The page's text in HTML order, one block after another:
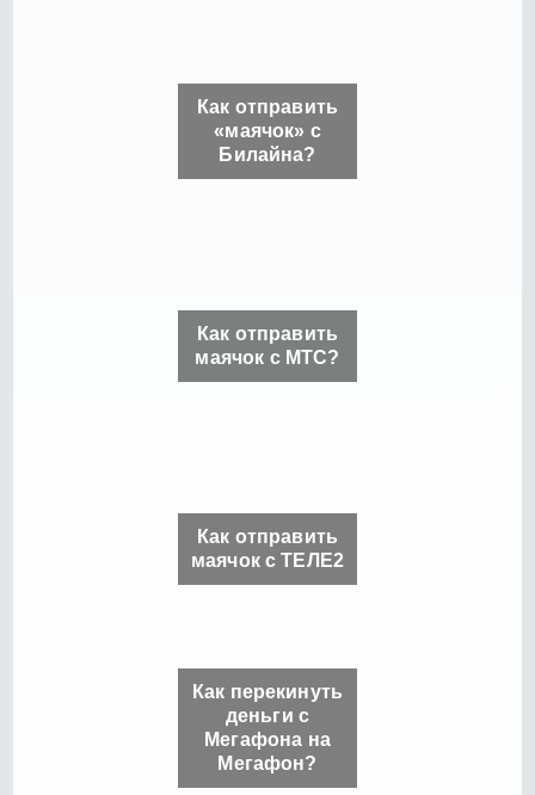
Как отправить
«маячок» с
Билайна?
Как отправить
маячок с МТС?
Как отправить
маячок с ТЕЛЕ2
Как перекинуть
деньги с
Мегафона на
Мегафон?